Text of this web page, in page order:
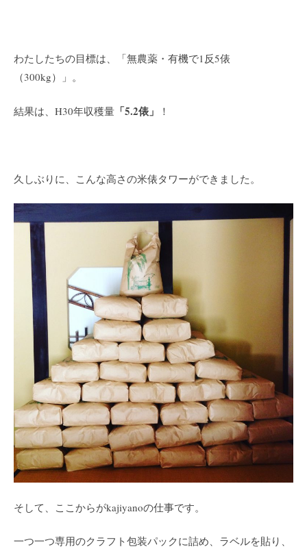
わたしたちの目標は、「無農薬・有機で1反5俵
（300kg）」。
結果は、H30年収穫量 「5.2俵」 ！
久しぶりに、こんな高さの米俵タワーができました。
そして、ここからがkajiyanoの仕事です。
一つ一つ専用のクラフト包装パックに詰め、ラベルを貼り、